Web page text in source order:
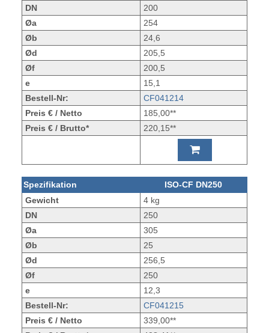
DN
200
Øa
254
Øb
24,6
Ød
205,5
Øf
200,5
e
15,1
Bestell-Nr:
CF041214
Preis € / Netto
185,00**
Preis € / Brutto*
220,15**
Spezifikation
ISO-CF DN250
Gewicht
4 kg
DN
250
Øa
305
Øb
25
Ød
256,5
Øf
250
e
12,3
Bestell-Nr:
CF041215
Preis € / Netto
339,00**